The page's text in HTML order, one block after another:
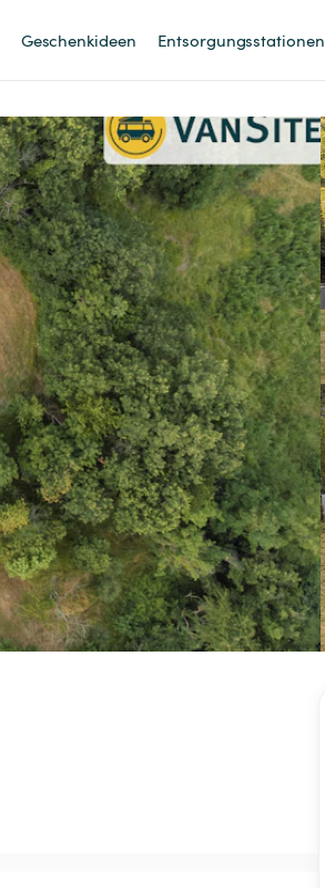
Geschenkideen Entsorgungsstationen